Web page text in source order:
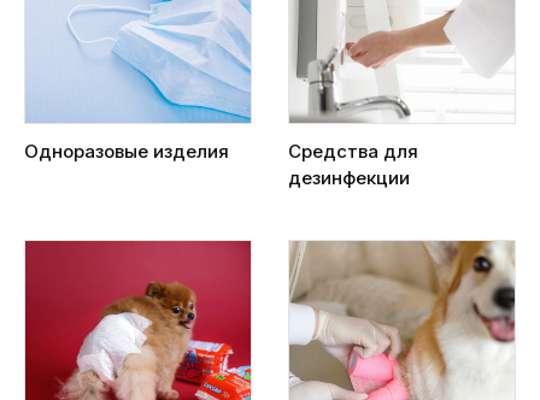
Одноразовые изделия
Средства для
дезинфекции